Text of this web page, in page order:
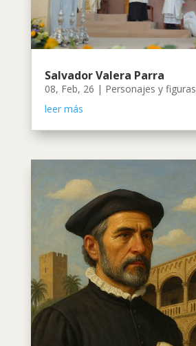
Salvador Valera Parra
08, Feb, 26 | Personajes y figuras
leer más